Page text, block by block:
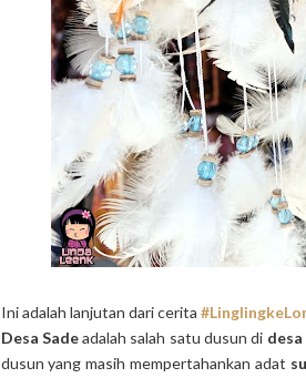
Ini adalah lanjutan dari cerita
Desa Sadeadalah salah satu dusun di
dusun yang masih mempertahankan adat